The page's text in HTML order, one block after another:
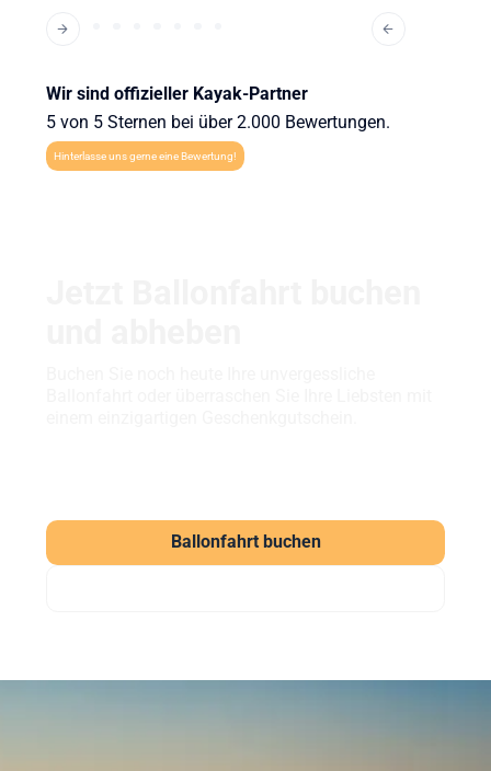
Wir sind offizieller Kayak-Partner
5 von 5 Sternen bei über 2.000 Bewertungen.
Hinterlasse uns gerne eine Bewertung!
Ballonfahrt buchen